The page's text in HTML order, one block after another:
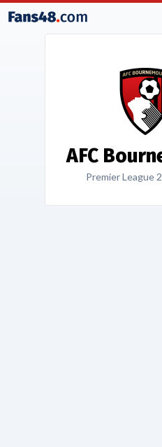
AFC
Premier League